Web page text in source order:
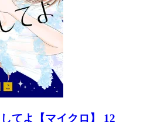
てよ【マイクロ】 12